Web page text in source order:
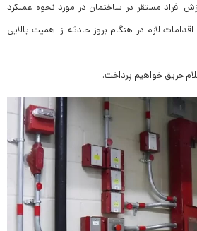
افراد مستقر در ساختمان در مورد نحوه عملکرد
لازم در هنگام بروز حادثه از اهمیت بالایی
حریق خواهیم پرداخت.